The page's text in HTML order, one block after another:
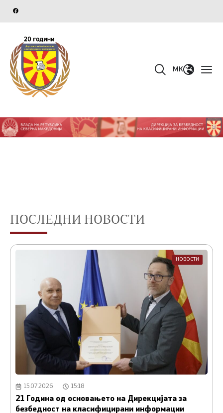
MK
ПОСЛЕДНИ НОВОСТИ
НОВОСТИ
15.07.2026 15:18
21 Година од основањето на Дирекцијата за
безбедност на класифицирани информации